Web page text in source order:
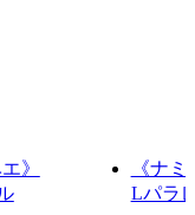
》
《ナミ
Lパラ